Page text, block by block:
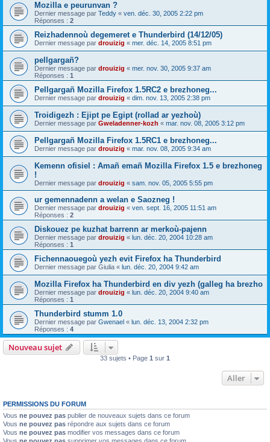
Mozilla e peurunvan ?
Dernier message par Teddy « ven. déc. 30, 2005 2:22 pm
Réponses : 2
Reizhadennoù degemeret e Thunderbird (14/12/05)
Dernier message par drouizig « mer. déc. 14, 2005 8:51 pm
pellgargañ?
Dernier message par drouizig « mer. nov. 30, 2005 9:37 am
Réponses : 1
Pellgargañ Mozilla Firefox 1.5RC2 e brezhoneg...
Dernier message par drouizig « dim. nov. 13, 2005 2:38 pm
Troidigezh : Ejipt pe Egipt (rollad ar yezhoù)
Dernier message par Gweladenner-kozh « mar. nov. 08, 2005 3:12 pm
Pellgargañ Mozilla Firefox 1.5RC1 e brezhoneg...
Dernier message par drouizig « mar. nov. 08, 2005 9:34 am
Kemenn ofisiel : Amañ emañ Mozilla Firefox 1.5 e brezhoneg
!
Dernier message par drouizig « sam. nov. 05, 2005 5:55 pm
ur gemennadenn a welan e Saozneg !
Dernier message par drouizig « ven. sept. 16, 2005 11:51 am
Réponses : 2
Diskouez pe kuzhat barrenn ar merkoù-pajenn
Dernier message par drouizig « lun. déc. 20, 2004 10:28 am
Réponses : 1
Fichennaouegoù yezh evit Firefox ha Thunderbird
Dernier message par Giulia « lun. déc. 20, 2004 9:42 am
Mozilla Firefox ha Thunderbird en div yezh (galleg ha brezho
Dernier message par drouizig « lun. déc. 20, 2004 9:40 am
Réponses : 1
Thunderbird stumm 1.0
Dernier message par Gwenael « lun. déc. 13, 2004 2:32 pm
Réponses : 4
Nouveau sujet
33 sujets • Page 1 sur 1
Aller
PERMISSIONS DU FORUM
Vous ne pouvez pas publier de nouveaux sujets dans ce forum
Vous ne pouvez pas répondre aux sujets dans ce forum
Vous ne pouvez pas modifier vos messages dans ce forum